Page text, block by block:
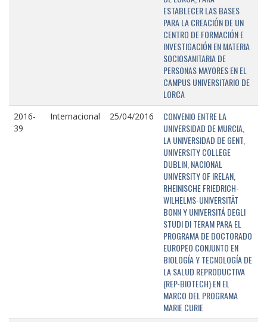
ESTABLECER LAS BASES
PARA LA CREACIÓN DE UN
CENTRO DE FORMACIÓN E
INVESTIGACIÓN EN MATERIA
SOCIOSANITARIA DE
PERSONAS MAYORES EN EL
CAMPUS UNIVERSITARIO DE
LORCA
2016-
39
Internacional 25/04/2016
CONVENIO ENTRE LA
UNIVERSIDAD DE MURCIA,
LA UNIVERSIDAD DE GENT,
UNIVERSITY COLLEGE
DUBLIN, NACIONAL
UNIVERSITY OF IRELAN,
RHEINISCHE FRIEDRICH-
WILHELMS-UNIVERSITÄT
BONN Y UNIVERSITÁ DEGLI
STUDI DI TERAM PARA EL
PROGRAMA DE DOCTORADO
EUROPEO CONJUNTO EN
BIOLOGÍA Y TECNOLOGÍA DE
LA SALUD REPRODUCTIVA
(REP-BIOTECH) EN EL
MARCO DEL PROGRAMA
MARIE CURIE